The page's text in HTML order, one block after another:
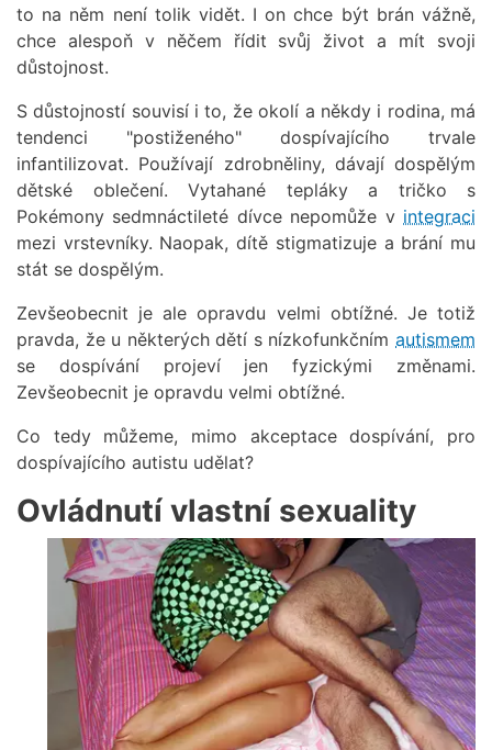
to na něm není tolik vidět. I on chce být brán vážně,
chce alespoň v něčem řídit svůj život a mít svoji
důstojnost.
S důstojností souvisí i to, že okolí a někdy i rodina, má
tendenci "postiženého" dospívajícího trvale
infantilizovat. Používají zdrobněliny, dávají dospělým
dětské oblečení. Vytahané tepláky a tričko s
Pokémony sedmnáctileté dívce nepomůže v integraci
mezi vrstevníky. Naopak, dítě stigmatizuje a brání mu
stát se dospělým.
Zevšeobecnit je ale opravdu velmi obtížné. Je totiž
pravda, že u některých dětí s nízkofunkčním autismem
se dospívání projeví jen fyzickými změnami.
Zevšeobecnit je opravdu velmi obtížné.
Co tedy můžeme, mimo akceptace dospívání, pro
dospívajícího autistu udělat?
Ovládnutí vlastní sexuality
Obrázek